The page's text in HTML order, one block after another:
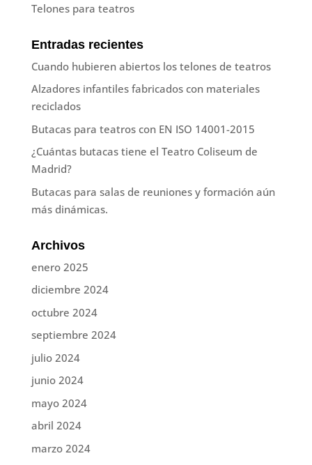
Telones para teatros
Entradas recientes
Cuando hubieren abiertos los telones de teatros
Alzadores infantiles fabricados con materiales
reciclados
Butacas para teatros con EN ISO 14001-2015
¿Cuántas butacas tiene el Teatro Coliseum de
Madrid?
Butacas para salas de reuniones y formación aún
más dinámicas.
Archivos
enero 2025
diciembre 2024
octubre 2024
septiembre 2024
julio 2024
junio 2024
mayo 2024
abril 2024
marzo 2024